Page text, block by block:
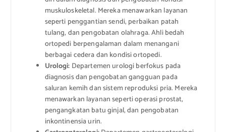
muskuloskeletal. Mereka menawarkan layanan
seperti penggantian sendi, perbaikan patah
tulang, dan pengobatan olahraga. Ahli bedah
ortopedi berpengalaman dalam menangani
berbagai cedera dan kondisi ortopedi.
Urologi: Departemen urologi berfokus pada
diagnosis dan pengobatan gangguan pada
saluran kemih dan sistem reproduksi pria. Mereka
menawarkan layanan seperti operasi prostat,
pengangkatan batu ginjal, dan pengobatan
inkontinensia urin.